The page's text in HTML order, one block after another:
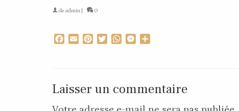
deadmin 0
Facebook
EmailPinterestTwitterWhatsAppMessenger
Laisser un commentaire